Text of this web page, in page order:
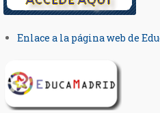
Enlace a la página web de